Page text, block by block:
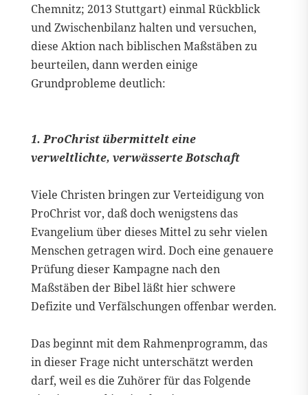
Chemnitz; 2013 Stuttgart) einmal Rückblick
und Zwischenbilanz halten und versuchen,
diese Aktion nach biblischen Maßstäben zu
beurteilen, dann werden einige
Grundprobleme deutlich:
1. ProChrist übermittelt eine
verweltlichte, verwässerte Botschaft
Viele Christen bringen zur Verteidigung von
ProChrist vor, daß doch wenigstens das
Evangelium über dieses Mittel zu sehr vielen
Menschen getragen wird. Doch eine genauere
Prüfung dieser Kampagne nach den
Maßstäben der Bibel läßt hier schwere
Defizite und Verfälschungen offenbar werden.
Das beginnt mit dem Rahmenprogramm, das
in dieser Frage nicht unterschätzt werden
darf, weil es die Zuhörer für das Folgende